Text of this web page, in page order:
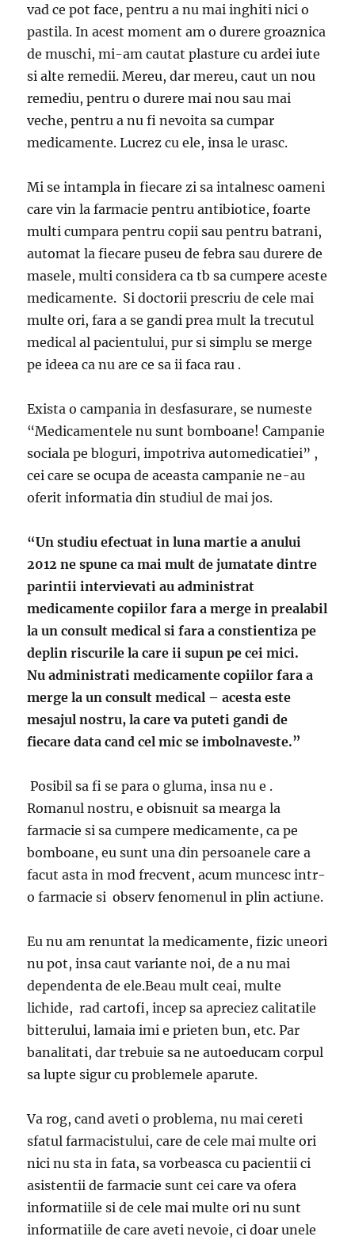
vad ce pot face, pentru a nu mai inghiti nici o
pastila. In acest moment am o durere groaznica
de muschi, mi-am cautat plasture cu ardei iute
si alte remedii. Mereu, dar mereu, caut un nou
remediu, pentru o durere mai nou sau mai
veche, pentru a nu fi nevoita sa cumpar
medicamente. Lucrez cu ele, insa le urasc.
Mi se intampla in fiecare zi sa intalnesc oameni
care vin la farmacie pentru antibiotice, foarte
multi cumpara pentru copii sau pentru batrani,
automat la fiecare puseu de febra sau durere de
masele, multi considera ca tb sa cumpere aceste
medicamente. Si doctorii prescriu de cele mai
multe ori, fara a se gandi prea mult la trecutul
medical al pacientului, pur si simplu se merge
pe ideea ca nu are ce sa ii faca rau .
Exista o campania in desfasurare, se numeste
“Medicamentele nu sunt bomboane! Campanie
sociala pe bloguri, impotriva automedicatiei” ,
cei care se ocupa de aceasta campanie ne-au
oferit informatia din studiul de mai jos.
“Un studiu efectuat in luna martie a anului
2012 ne spune ca mai mult de jumatate dintre
parintii intervievati au administrat
medicamente copiilor fara a merge in prealabil
la un consult medical si fara a constientiza pe
deplin riscurile la care ii supun pe cei mici.
Nu administrati medicamente copiilor fara a
merge la un consult medical – acesta este
mesajul nostru, la care va puteti gandi de
fiecare data cand cel mic se imbolnaveste.”
Posibil sa fi se para o gluma, insa nu e .
Romanul nostru, e obisnuit sa mearga la
farmacie si sa cumpere medicamente, ca pe
bomboane, eu sunt una din persoanele care a
facut asta in mod frecvent, acum muncesc intr-
o farmacie si observ fenomenul in plin actiune.
Eu nu am renuntat la medicamente, fizic uneori
nu pot, insa caut variante noi, de a nu mai
dependenta de ele.Beau mult ceai, multe
lichide, rad cartofi, incep sa apreciez calitatile
bitterului, lamaia imi e prieten bun, etc. Par
banalitati, dar trebuie sa ne autoeducam corpul
sa lupte sigur cu problemele aparute.
Va rog, cand aveti o problema, nu mai cereti
sfatul farmacistului, care de cele mai multe ori
nici nu sta in fata, sa vorbeasca cu pacientii ci
asistentii de farmacie sunt cei care va ofera
informatiile si de cele mai multe ori nu sunt
informatiile de care aveti nevoie, ci doar unele